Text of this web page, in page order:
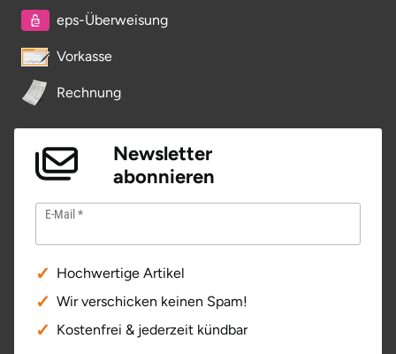
eps-Überweisung
Vorkasse
Rechnung
Newsletter
abonnieren
E-Mail
Hochwertige Artikel
Wir verschicken keinen Spam!
Kostenfrei & jederzeit kündbar